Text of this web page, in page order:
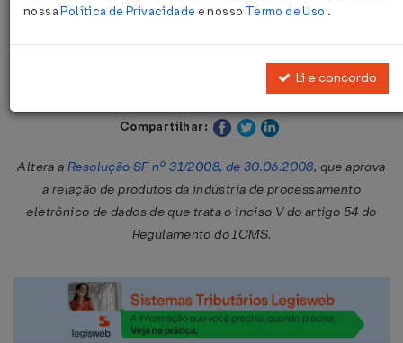
Resolução SF Nº 89 DE 20/12/2013
Publicado no DOE - SP em 21 dez 2013
Compartilhar:
Altera a Resolução SF nº 31/2008, de 30.06.2008, que aprova
a relação de produtos da indústria de processamento
eletrônico de dados de que trata o inciso V do artigo 54 do
Regulamento do ICMS.
nossaPolítica de Privacidade e nosso Termo de Uso .
Li e concordo